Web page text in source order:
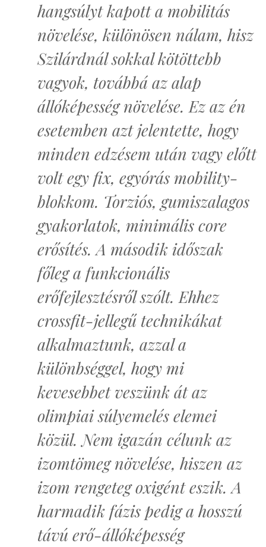
hangsúlyt kapott a mobilitás
növelése, különösen nálam, hisz
Szilárdnál sokkal kötöttebb
vagyok, továbbá az alap
állóképesség növelése. Ez az én
esetemben azt jelentette, hogy
minden edzésem után vagy előtt
volt egy fix, egyórás mobility-
blokkom. Torziós, gumiszalagos
gyakorlatok, minimális core
erősítés. A második időszak
főleg a funkcionális
erőfejlesztésről szólt. Ehhez
crossfit-jellegű technikákat
alkalmaztunk, azzal a
különbséggel, hogy mi
kevesebbet veszünk át az
olimpiai súlyemelés elemei
közül. Nem igazán célunk az
izomtömeg növelése, hiszen az
izom rengeteg oxigént eszik. A
harmadik fázis pedig a hosszú
távú erő-állóképesség